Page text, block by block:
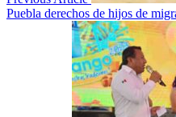
Puebla derechos de hijos de